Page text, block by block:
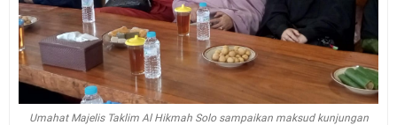
Umahat Majelis Taklim Al Hikmah Solo sampaikan maksud kunjungan